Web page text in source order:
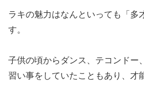
ラキの魅力はなんといっても「多
す。
子供の頃からダンス、テコンドー
習い事をしていたこともあり、才